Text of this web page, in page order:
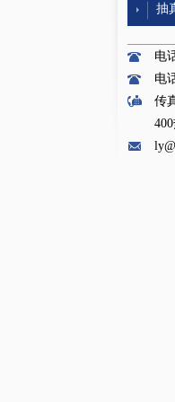
抽
电
电
传